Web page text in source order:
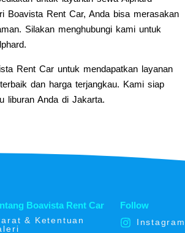
Boavista Rent Car, Anda bisa merasakan
Silakan menghubungi kami untuk
Rent Car untuk mendapatkan layanan
dan harga terjangkau. Kami siap
liburan Anda di Jakarta.
Boavista Rent Car
& Ketentuan
Follow
Instagram